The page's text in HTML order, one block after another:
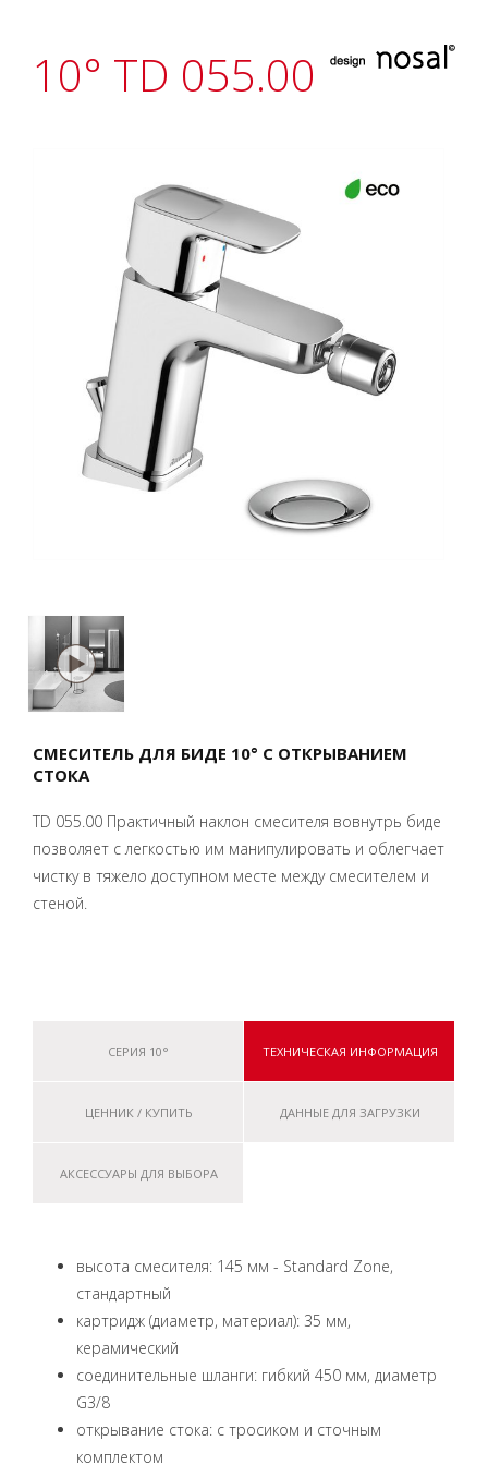
10° TD 055.00
СМЕСИТЕЛЬ ДЛЯ БИДЕ 10° С ОТКРЫВАНИЕМ
СТОКА
TD 055.00 Практичный наклон смесителя вовнутрь биде
позволяет с легкостью им манипулировать и облегчает
чистку в тяжело доступном месте между смесителем и
стеной.
СЕРИЯ 10° ТЕХНИЧЕСКАЯ ИНФОРМАЦИЯ
ЦЕННИК / КУПИТЬ ДАННЫЕ ДЛЯ ЗАГРУЗКИ
АКСЕССУАРЫ ДЛЯ ВЫБОРА
высота смесителя: 145 мм - Standard Zone,
стандартный
картридж (диаметр, материал): 35 мм,
керамический
соединительные шланги: гибкий 450 мм, диаметр
G3/8
открывание стока: с тросиком и сточным
комплектом